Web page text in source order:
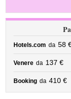
Hotels.com da 58
Venere da 137 €
Booking da 410 €